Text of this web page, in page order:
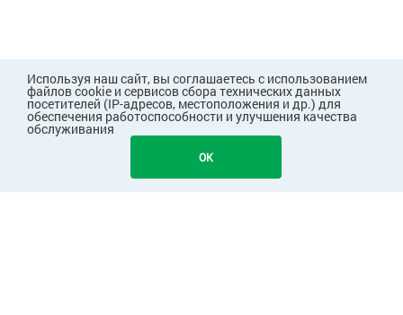
В КОРЗИНУ 1202
Используя наш сайт, вы соглашаетесь с использованием
файлов cookie и сервисов сбора технических данных
посетителей (IP-адресов, местоположения и др.) для
обеспечения работоспособности и улучшения качества
обслуживания
OK